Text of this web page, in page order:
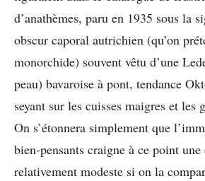
d’anathèmes, paru en 1935 sous la
obscur caporal autrichien (qu’on
monorchide) souvent vêtu d’une
peau) bavaroise à pont, tendance
seyant sur les cuisses maigres et les
On s’étonnera simplement que
bien-pensants craigne à ce point
relativement modeste si on la